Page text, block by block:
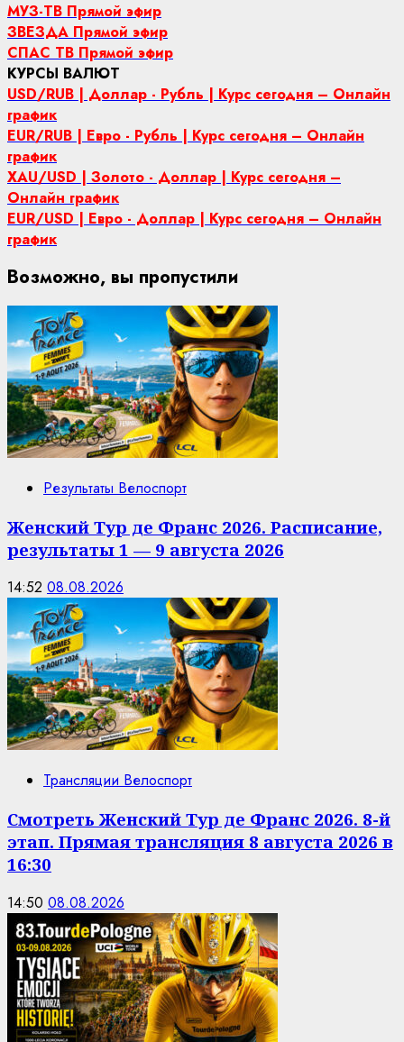
МУЗ-ТВ Прямой эфир
ЗВЕЗДА Прямой эфир
СПАС ТВ Прямой эфир
КУРСЫ ВАЛЮТ
USD/RUB | Доллар - Рубль | Курс сегодня – Онлайн
график
EUR/RUB | Евро - Рубль | Курс сегодня – Онлайн
график
XAU/USD | Золото - Доллар | Курс сегодня –
Онлайн график
EUR/USD | Евро - Доллар | Курс сегодня – Онлайн
график
Возможно, вы пропустили
Результаты Велоспорт
Женский Тур де Франс 2026. Расписание,
результаты 1 — 9 августа 2026
14:52 08.08.2026
Трансляции Велоспорт
Смотреть Женский Тур де Франс 2026. 8-й
этап. Прямая трансляция 8 августа 2026 в
16:30
14:50 08.08.2026